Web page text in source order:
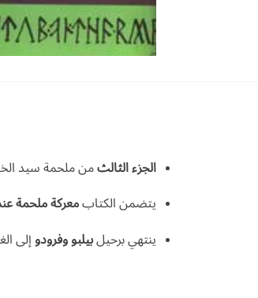
الجزء الثالثمن ملحمة سيد
يتضمن الكتابمعركة ملحمة
ينتهي برحيلبيلبو وفرودوإلى